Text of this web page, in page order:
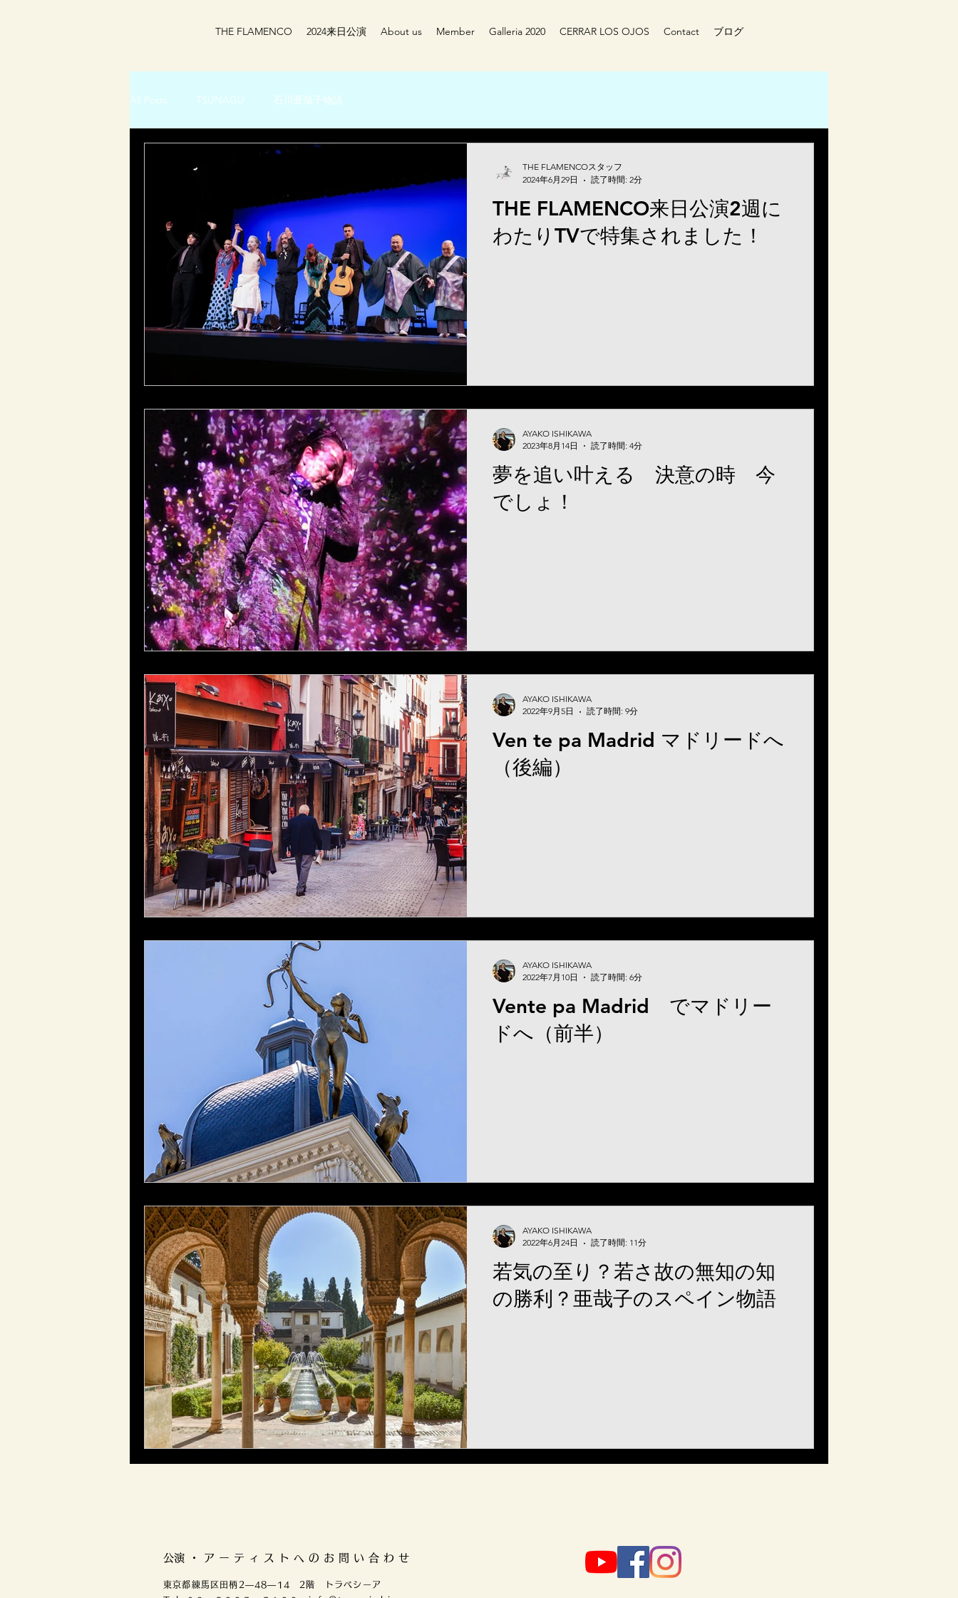
THE FLAMENCO 2024来日公演 About us Member Galleria 2020 CERRAR LOS OJOS Contact ブログ
All Posts TSUNAGU 石川亜哉子物語
THE FLAMENCO来日公演2週に
わたりTVで特集されました！
THE FLAMENCOスタッフ
2024年6月29日
読了時間: 2分
夢を追い叶える 決意の時 今
でしょ！
AYAKO ISHIKAWA
2023年8月14日
読了時間: 4分
Ven te pa Madrid マドリードへ
（後編）
AYAKO ISHIKAWA
2022年9月5日
読了時間: 9分
Vente pa Madrid でマドリー
ドへ（前半）
AYAKO ISHIKAWA
2022年7月10日
読了時間: 6分
若気の至り？若さ故の無知の知
の勝利？亜哉子のスペイン物語
AYAKO ISHIKAWA
2022年6月24日
読了時間: 11分
​公演・アーティストへのお問い合わせ
​東京都練馬区田柄2―48―14 2階 トラベシーア